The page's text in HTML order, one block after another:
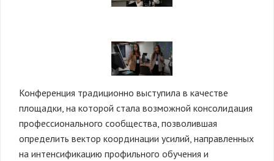
Конференция традиционно выступила в качестве
площадки, на которой стала возможной консолидация
профессионального сообщества, позволившая
определить вектор координации усилий, направленных
на интенсификацию профильного обучения и